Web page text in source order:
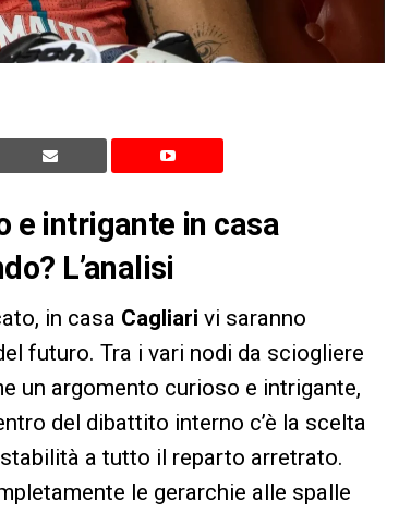
e intrigante in casa
L’analisi
in casa Cagliari vi saranno
futuro. Tra i vari nodi da sciogliere
un argomento curioso e intrigante,
del dibattito interno c’è la scelta
a tutto il reparto arretrato.
le gerarchie alle spalle